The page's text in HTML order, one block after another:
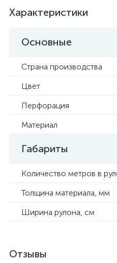
Характеристики
Основные
Страна производства
Цвет
Перфорация
Материал
Габариты
Количество метров в
Толщина материала, мм
Ширина рулона, см
Отзывы